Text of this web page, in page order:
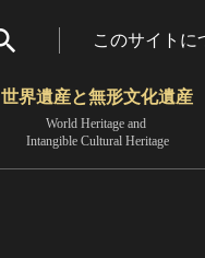
このサイトに
世界遺産と無形文化遺産
World Heritage and
Intangible Cultural Heritage